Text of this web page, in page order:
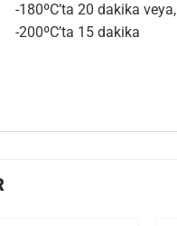
20 dakika veya,
15 dakika